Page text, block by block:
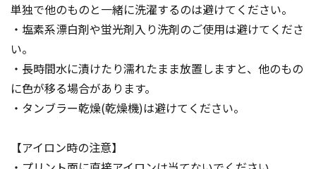
単独で他のものと一緒に洗濯するのは避けてください。
・塩素系漂白剤や蛍光剤入り洗剤のご使用は避けてくださ
い。
・長時間水に漬けたり濡れたまま放置しますと、他のもの
に色が移る場合があります。
・タンブラー乾燥(乾燥機)は避けてください。
【アイロン時の注意】